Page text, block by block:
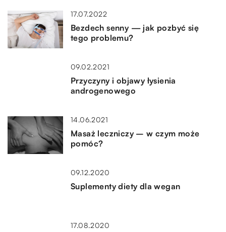
17.07.2022
Bezdech senny — jak pozbyć się
tego problemu?
09.02.2021
Przyczyny i objawy łysienia
androgenowego
14.06.2021
Masaż leczniczy – w czym może
pomóc?
09.12.2020
Suplementy diety dla wegan
17.08.2020